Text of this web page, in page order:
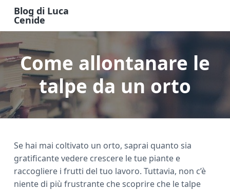
i
p
t
o
a
i
n
i
p
t
o
r
i
m
i
p
t
o
o
o
t
Blog di Luca
Cenide
o
g
d
i
c
a
e
n
i
Come allontanare le
talpe da un orto
Se hai mai coltivato un orto, saprai quanto sia
gratificante vedere crescere le tue piante e
raccogliere i frutti del tuo lavoro. Tuttavia, non c’è
niente di più frustrante che scoprire che le talpe